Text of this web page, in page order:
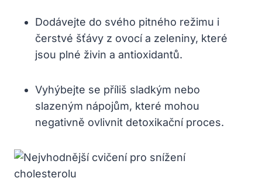
Dodávejte do svého pitného režimu i
čerstvé šťávy z ovocí a zeleniny, které
jsou plné živin a antioxidantů.
Vyhýbejte se příliš sladkým nebo
slazeným nápojům, které mohou
negativně ovlivnit detoxikační proces.